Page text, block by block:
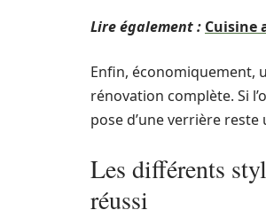
Lire également : Cuisine
Enfin, économiquement,
rénovation complète. Si
pose d’une verrière
Les différents
réussi